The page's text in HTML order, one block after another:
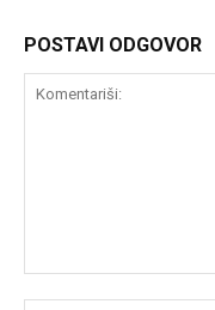
POSTAVI ODGOVOR